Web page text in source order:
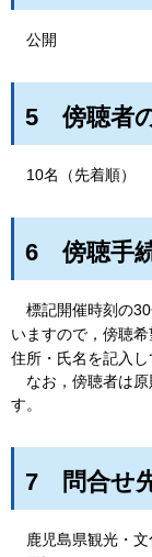
公開
5 傍聴者
10名（先着順）
6 傍聴手
標記開催時刻の
いますので，傍聴
住所・氏名を記入し
なお，傍聴者は
す。
7 問合せ
鹿児島県観光・